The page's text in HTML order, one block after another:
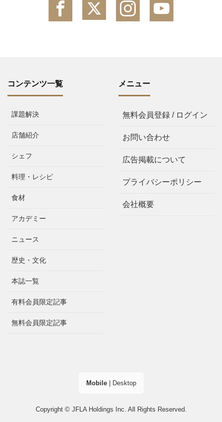
コンテンツ一覧
課題解決
店舗紹介
シェフ
料理・レシピ
食材
アカデミー
ニュース
歴史・文化
本誌一覧
有料会員限定記事
無料会員限定記事
メニュー
無料会員登録 / ログイン
お問い合わせ
広告掲載について
プライバシーポリシー
会社概要
Mobile| Desktop
Copyright © JFLA Holdings Inc. All Rights Reserved.